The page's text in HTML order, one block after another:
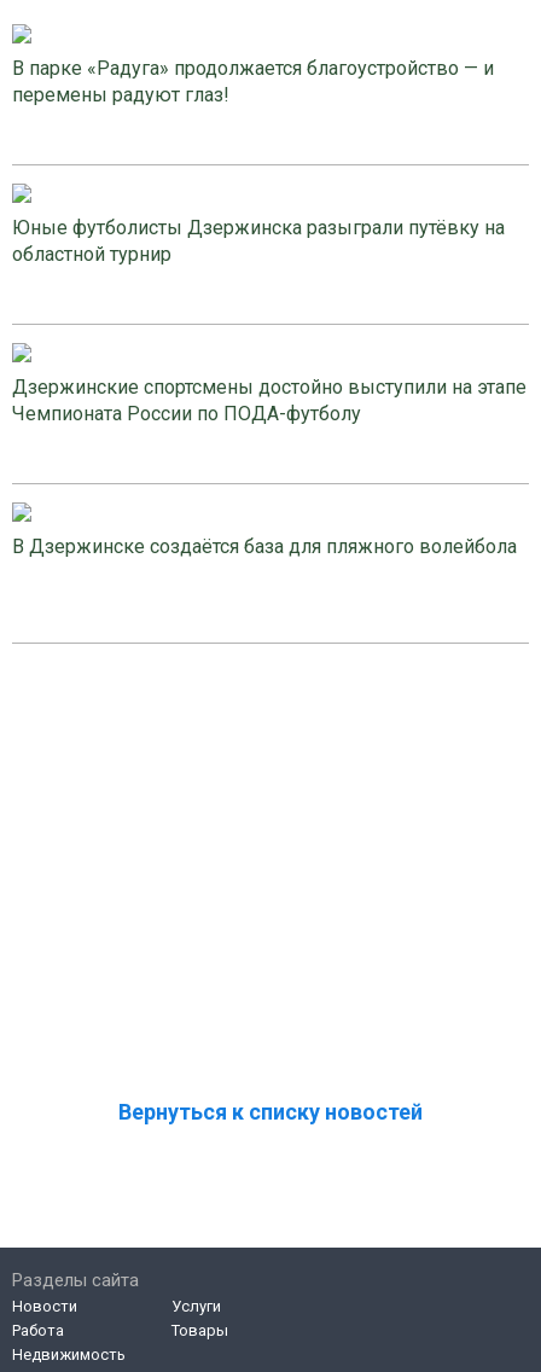
В парке «Радуга» продолжается благоустройство — и
перемены радуют глаз!
Юные футболисты Дзержинска разыграли путёвку на
областной турнир
Дзержинские спортсмены достойно выступили на этапе
Чемпионата России по ПОДА-футболу
В Дзержинске создаётся база для пляжного волейбола
Вернуться к списку новостей
Разделы сайта
Новости
Работа
Недвижимость
Услуги
Товары